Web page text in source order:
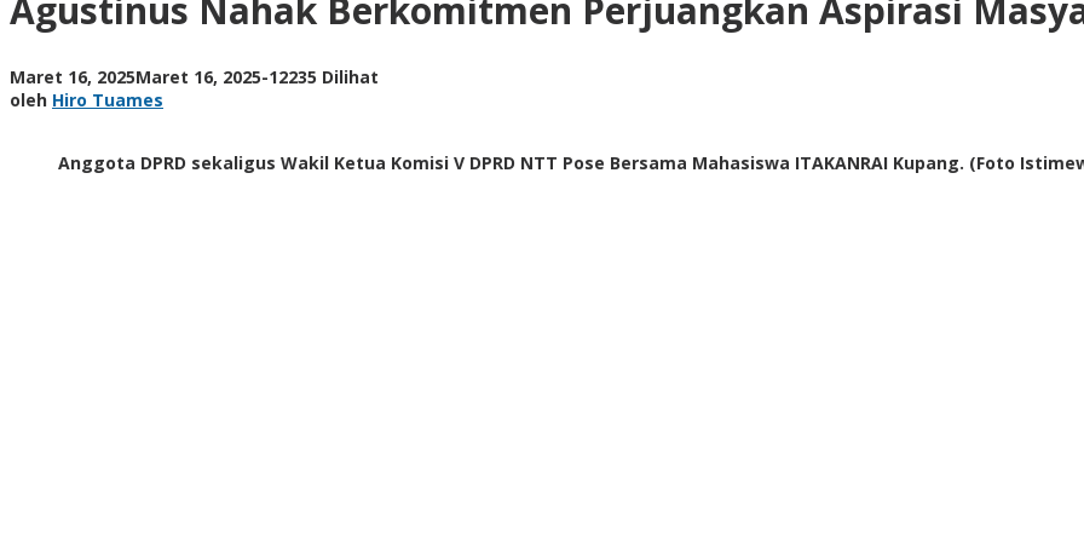
Aspirasi
Agustinus Nahak Berkomitmen Perjuangkan Aspirasi
Maret 16, 2025Maret 16, 2025oleh
-12235 Dilihat
oleh Hiro Tuames
Anggota DPRD sekaligus Wakil Ketua Komisi V DPRD NTT Pose Bersama Mahasiswa ITAKANRAI Kupang. (Foto